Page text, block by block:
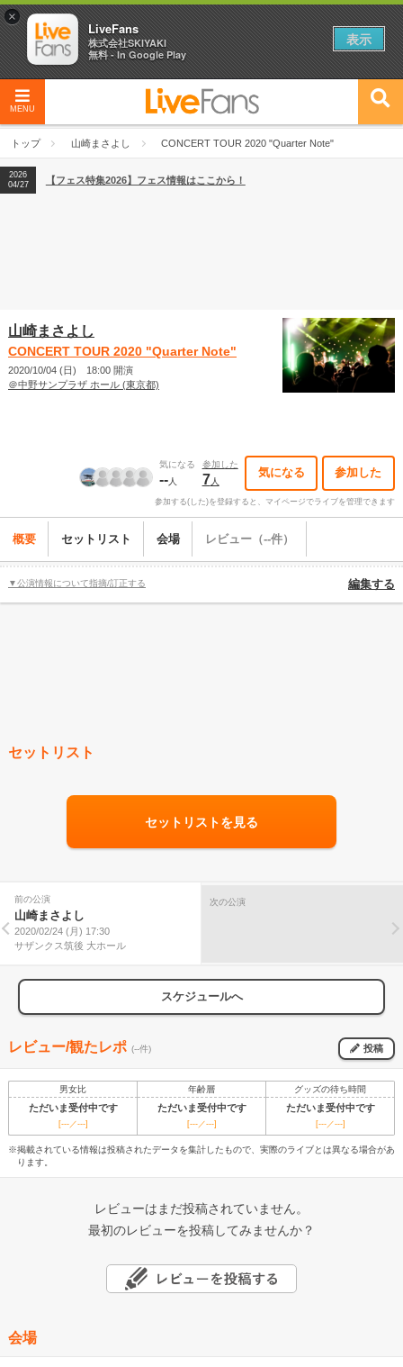
MENU
トップ 山崎まさよし CONCERT TOUR 2020 "Quarter Note"
2026
04/27
2026
【ライブ動員ランキング】2026年上半期編発表！
2026
04/27
【フェス特集2026】フェス情報はここから！
山崎まさよし
CONCERT TOUR 2020 "Quarter Note"
2020/10/04 (日) 18:00 開演
＠中野サンプラザ ホール (東京都)
気になる
--人
参加した
7 人
気になる 参加した
参加する(した)を登録すると、マイページでライブを管理できます
概要 セットリスト 会場 レビュー（--件）
▼公演情報について指摘/訂正する 編集する
セットリスト
セットリストを見る
前の公演
山崎まさよし
2020/02/24 (月) 17:30
サザンクス筑後 大ホール
次の公演
スケジュールへ
レビュー/観たレポ (--件) 投稿
男女比 年齢層 グッズの待ち時間
ただいま受付中です ただいま受付中です ただいま受付中です
[---／---] [---／---] [---／---]
※掲載されている情報は投稿されたデータを集計したもので、実際のライブとは異なる場合があ
ります。
レビューはまだ投稿されていません。
最初のレビューを投稿してみませんか？
会場
×
LiveFans
株式会社SKIYAKI
無料 - In Google Play
表示